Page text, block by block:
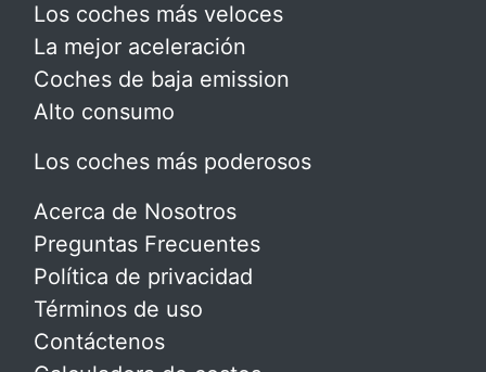
Los coches más veloces
La mejor aceleración
Coches de baja emission
Alto consumo
Los coches más poderosos
Acerca de Nosotros
Preguntas Frecuentes
Política de privacidad
Términos de uso
Contáctenos